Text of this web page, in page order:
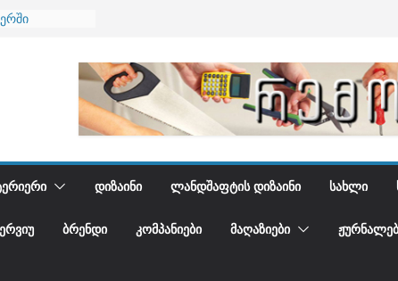
ᲓᲘᲖᲐᲘᲜᲘ ᲚᲐᲜᲓᲨᲐᲤᲢᲘᲡ ᲓᲘᲖᲐᲘᲜᲘ ᲡᲐᲮᲚᲘ
ᲑᲠᲔᲜᲓᲘ ᲙᲝᲛᲞᲐᲜᲘᲔᲑᲘ ᲛᲐᲦᲐᲖᲘᲔᲑᲘ